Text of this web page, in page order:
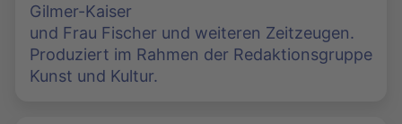
Gilmer-Kaiser
und Frau Fischer und weiteren Zeitzeugen.
Produziert im Rahmen der Redaktionsgruppe
Kunst und Kultur.